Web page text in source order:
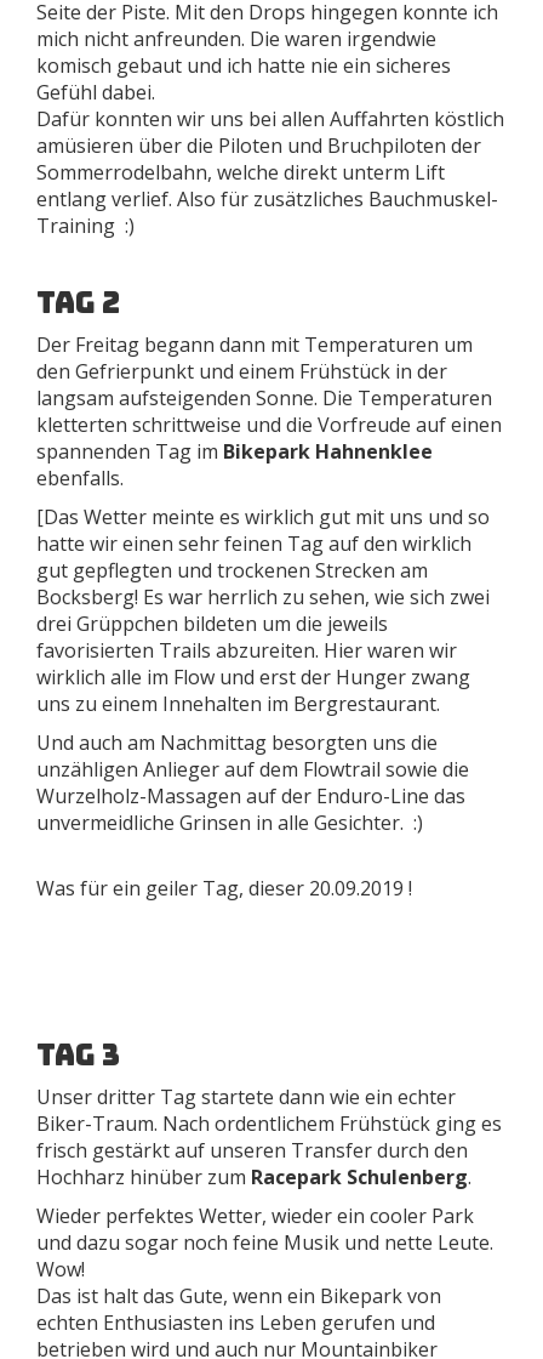
Seite der Piste. Mit den Drops hingegen konnte ich
mich nicht anfreunden. Die waren irgendwie
komisch gebaut und ich hatte nie ein sicheres
Gefühl dabei.
Dafür konnten wir uns bei allen Auffahrten köstlich
amüsieren über die Piloten und Bruchpiloten der
Sommerrodelbahn, welche direkt unterm Lift
entlang verlief. Also für zusätzliches Bauchmuskel-
Training :)
Tag 2
Der Freitag begann dann mit Temperaturen um
den Gefrierpunkt und einem Frühstück in der
langsam aufsteigenden Sonne. Die Temperaturen
kletterten schrittweise und die Vorfreude auf einen
spannenden Tag im Bikepark Hahnenklee
ebenfalls.
[Das Wetter meinte es wirklich gut mit uns und so
hatte wir einen sehr feinen Tag auf den wirklich
gut gepflegten und trockenen Strecken am
Bocksberg! Es war herrlich zu sehen, wie sich zwei
drei Grüppchen bildeten um die jeweils
favorisierten Trails abzureiten. Hier waren wir
wirklich alle im Flow und erst der Hunger zwang
uns zu einem Innehalten im Bergrestaurant.
Und auch am Nachmittag besorgten uns die
unzähligen Anlieger auf dem Flowtrail sowie die
Wurzelholz-Massagen auf der Enduro-Line das
unvermeidliche Grinsen in alle Gesichter. :)
Was für ein geiler Tag, dieser 20.09.2019 !
Tag 3
Unser dritter Tag startete dann wie ein echter
Biker-Traum. Nach ordentlichem Frühstück ging es
frisch gestärkt auf unseren Transfer durch den
Hochharz hinüber zum Racepark Schulenberg.
Wieder perfektes Wetter, wieder ein cooler Park
und dazu sogar noch feine Musik und nette Leute.
Wow!
Das ist halt das Gute, wenn ein Bikepark von
echten Enthusiasten ins Leben gerufen und
betrieben wird und auch nur Mountainbiker